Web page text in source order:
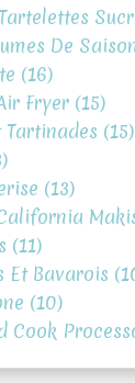
De
(16)
Fryer (15)
Tartinades (15)
(13)
(11)
Et Bavarois
(10)
Cook